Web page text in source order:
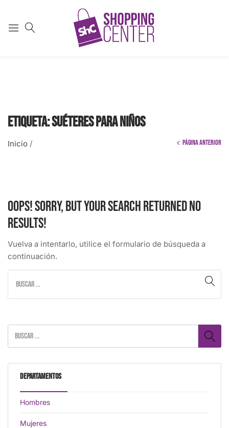
Etiqueta:Suéteres para niños
Inicio / Página anterior
Departamentos
Hombres
Mujeres
Oops!Sorry, but your search returned no
results!
Vuelva a intentarlo, utilice el formulario de búsqueda a
continuación.